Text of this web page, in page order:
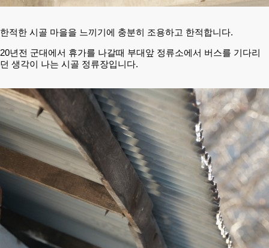
한적한 시골 마을을 느끼기에 충분히 조용하고 한적합니다.
20년전 군대에서 휴가를 나갈때 부대앞 정류소에서 버스를 기다리
던 생각이 나는 시골 정류장입니다.